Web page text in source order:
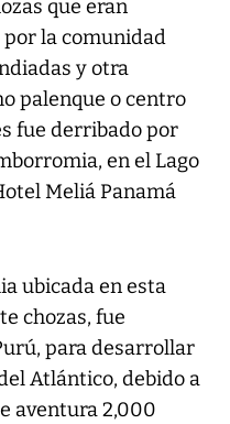
que eran
la comunidad
y otra
palenque o centro
fue derribado por
en el Lago
Meliá Panamá
ubicada en esta
chozas, fue
para desarrollar
Atlántico, debido a
aventura 2,000